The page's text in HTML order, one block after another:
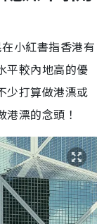
小紅書指香港有
平較內地高的優
少打算做港漂或
漂的念頭！